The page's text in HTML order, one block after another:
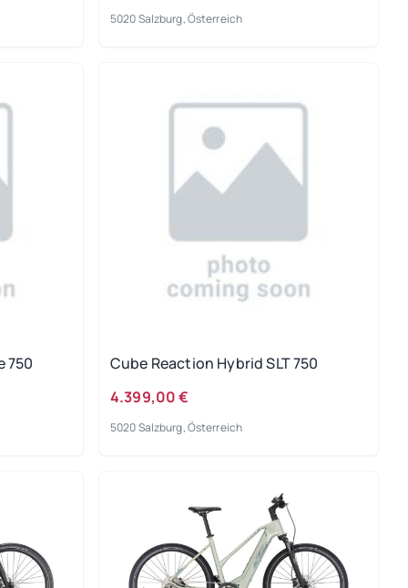
5020 Salzburg, Österreich
750
Cube Reaction Hybrid SLT 750
4.399,00 €
5020 Salzburg, Österreich